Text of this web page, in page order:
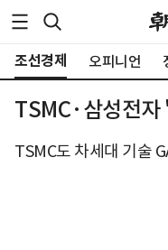
조선경제 오피니언
TSMC·삼성전자
TSMC도 차세대 기술